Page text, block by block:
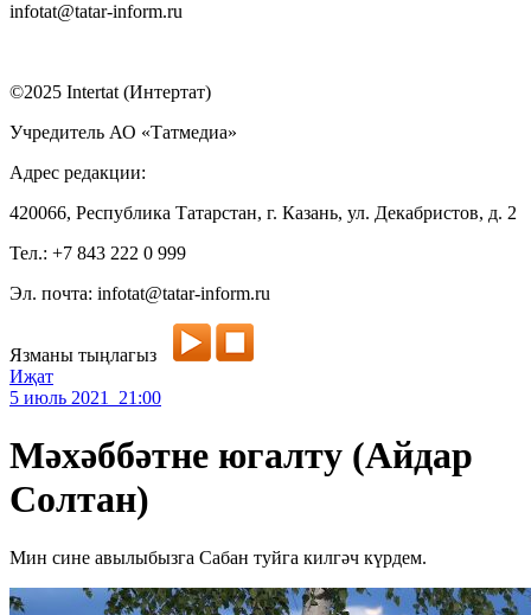
infotat@tatar-inform.ru
©2025 Intertat (Интертат)
Учредитель АО «Татмедиа»
Адрес редакции:
420066, Республика Татарстан, г. Казань, ул. Декабристов, д. 2
Тел.: +7 843 222 0 999
Эл. почта: infotat@tatar-inform.ru
Язманы тыңлагыз
Иҗат
5 июль 2021 21:00
Мәхәббәтне югалту (Айдар
Солтан)
Мин сине авылыбызга Сабан туйга килгәч күрдем.